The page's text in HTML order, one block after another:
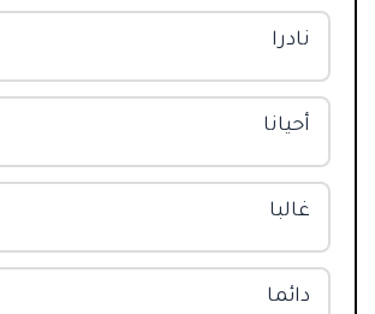
نادرا
أحيانا
غالبا
دائما